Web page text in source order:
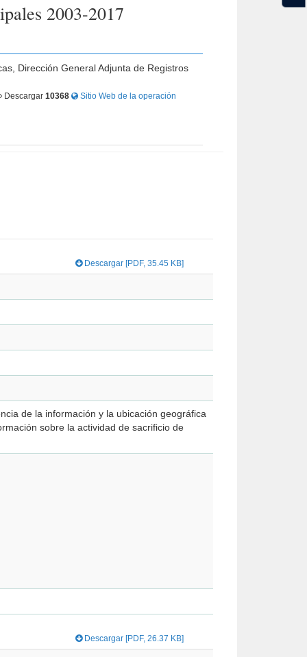
2003-2017
Dirección General Adjunta de Registros
Descargar10368 Sitio Web de la operación
Descargar [PDF, 35.45 KB]
de la información y la ubicación geográfica
sobre la actividad de sacrificio de
Descargar [PDF, 26.37 KB]